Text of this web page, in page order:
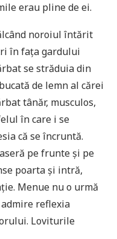
erau pline de ei.
noroiul întărit
în fața gardului
se străduia din
de lemn al cărei
tânăr, musculos,
în care i se
că se încruntă.
pe frunte și pe
poarta și intră,
Menue nu o urmă
admire reflexia
Loviturile